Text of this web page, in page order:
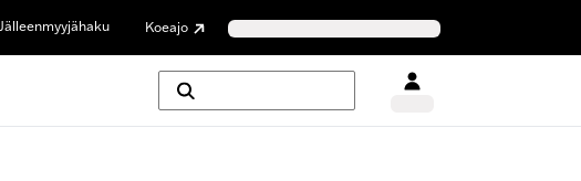
Jälleenmyyjähaku Koeajo